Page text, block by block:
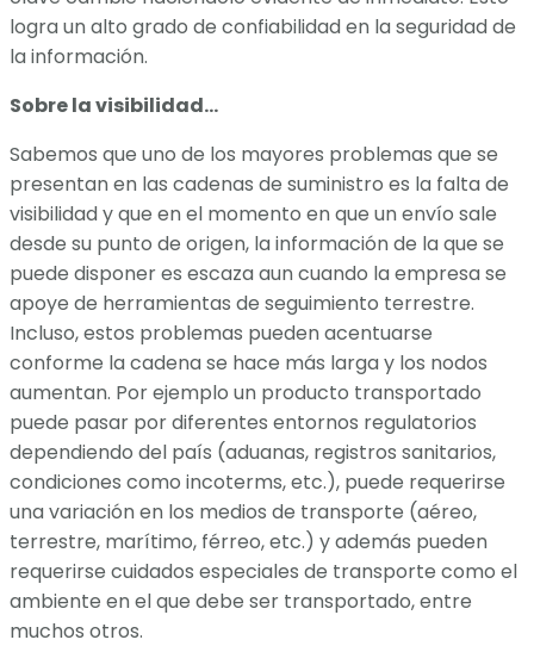
logra un alto grado de confiabilidad en la seguridad de
la información.
Sobre la visibilidad…
Sabemos que uno de los mayores problemas que se
presentan en las cadenas de suministro es la falta de
visibilidad y que en el momento en que un envío sale
desde su punto de origen, la información de la que se
puede disponer es escaza aun cuando la empresa se
apoye de herramientas de seguimiento terrestre.
Incluso, estos problemas pueden acentuarse
conforme la cadena se hace más larga y los nodos
aumentan. Por ejemplo un producto transportado
puede pasar por diferentes entornos regulatorios
dependiendo del país (aduanas, registros sanitarios,
condiciones como incoterms, etc.), puede requerirse
una variación en los medios de transporte (aéreo,
terrestre, marítimo, férreo, etc.) y además pueden
requerirse cuidados especiales de transporte como el
ambiente en el que debe ser transportado, entre
muchos otros.